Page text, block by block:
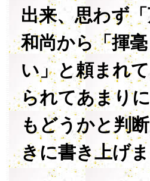
出来、思わず
和尚から「揮
い」と頼まれ
られてあまり
もどうかと判
きに書き上げま